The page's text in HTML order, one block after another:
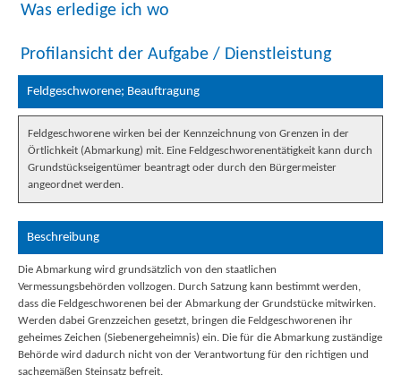
Was erledige ich wo
Profilansicht der Aufgabe / Dienstleistung
Feldgeschworene; Beauftragung
Feldgeschworene wirken bei der Kennzeichnung von Grenzen in der
Örtlichkeit (Abmarkung) mit. Eine Feldgeschworenentätigkeit kann durch
Grundstückseigentümer beantragt oder durch den Bürgermeister
angeordnet werden.
Beschreibung
Die Abmarkung wird grundsätzlich von den staatlichen
Vermessungsbehörden vollzogen. Durch Satzung kann bestimmt werden,
dass die Feldgeschworenen bei der Abmarkung der Grundstücke mitwirken.
Werden dabei Grenzzeichen gesetzt, bringen die Feldgeschworenen ihr
geheimes Zeichen (Siebenergeheimnis) ein. Die für die Abmarkung zuständige
Behörde wird dadurch nicht von der Verantwortung für den richtigen und
sachgemäßen Steinsatz befreit.